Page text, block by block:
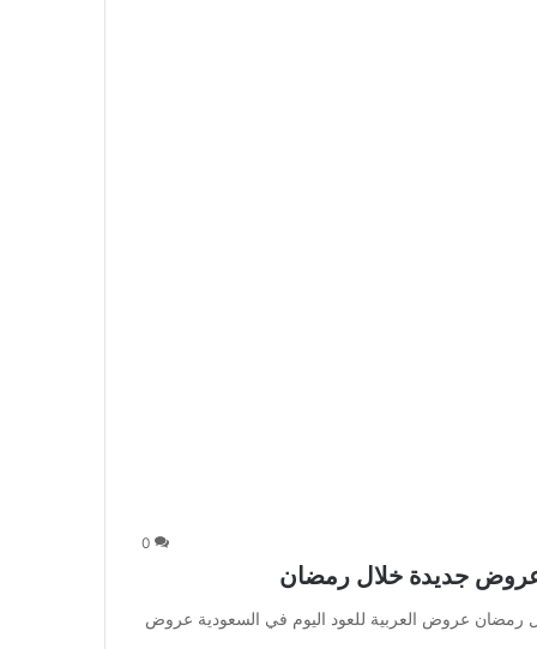
0
عروض جديدة خلال رمضان
رمضان عروض العربية للعود اليوم في السعودية عروض